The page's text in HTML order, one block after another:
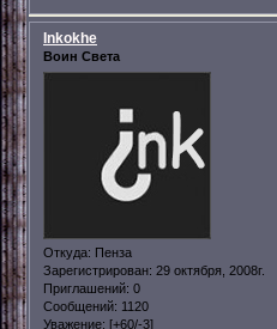
Inkokhe
Воин Света
Откуда: Пенза
Зарегистрирован: 29 октября, 2008г.
Приглашений: 0
Сообщений: 1120
Уважение: [+60/-3]